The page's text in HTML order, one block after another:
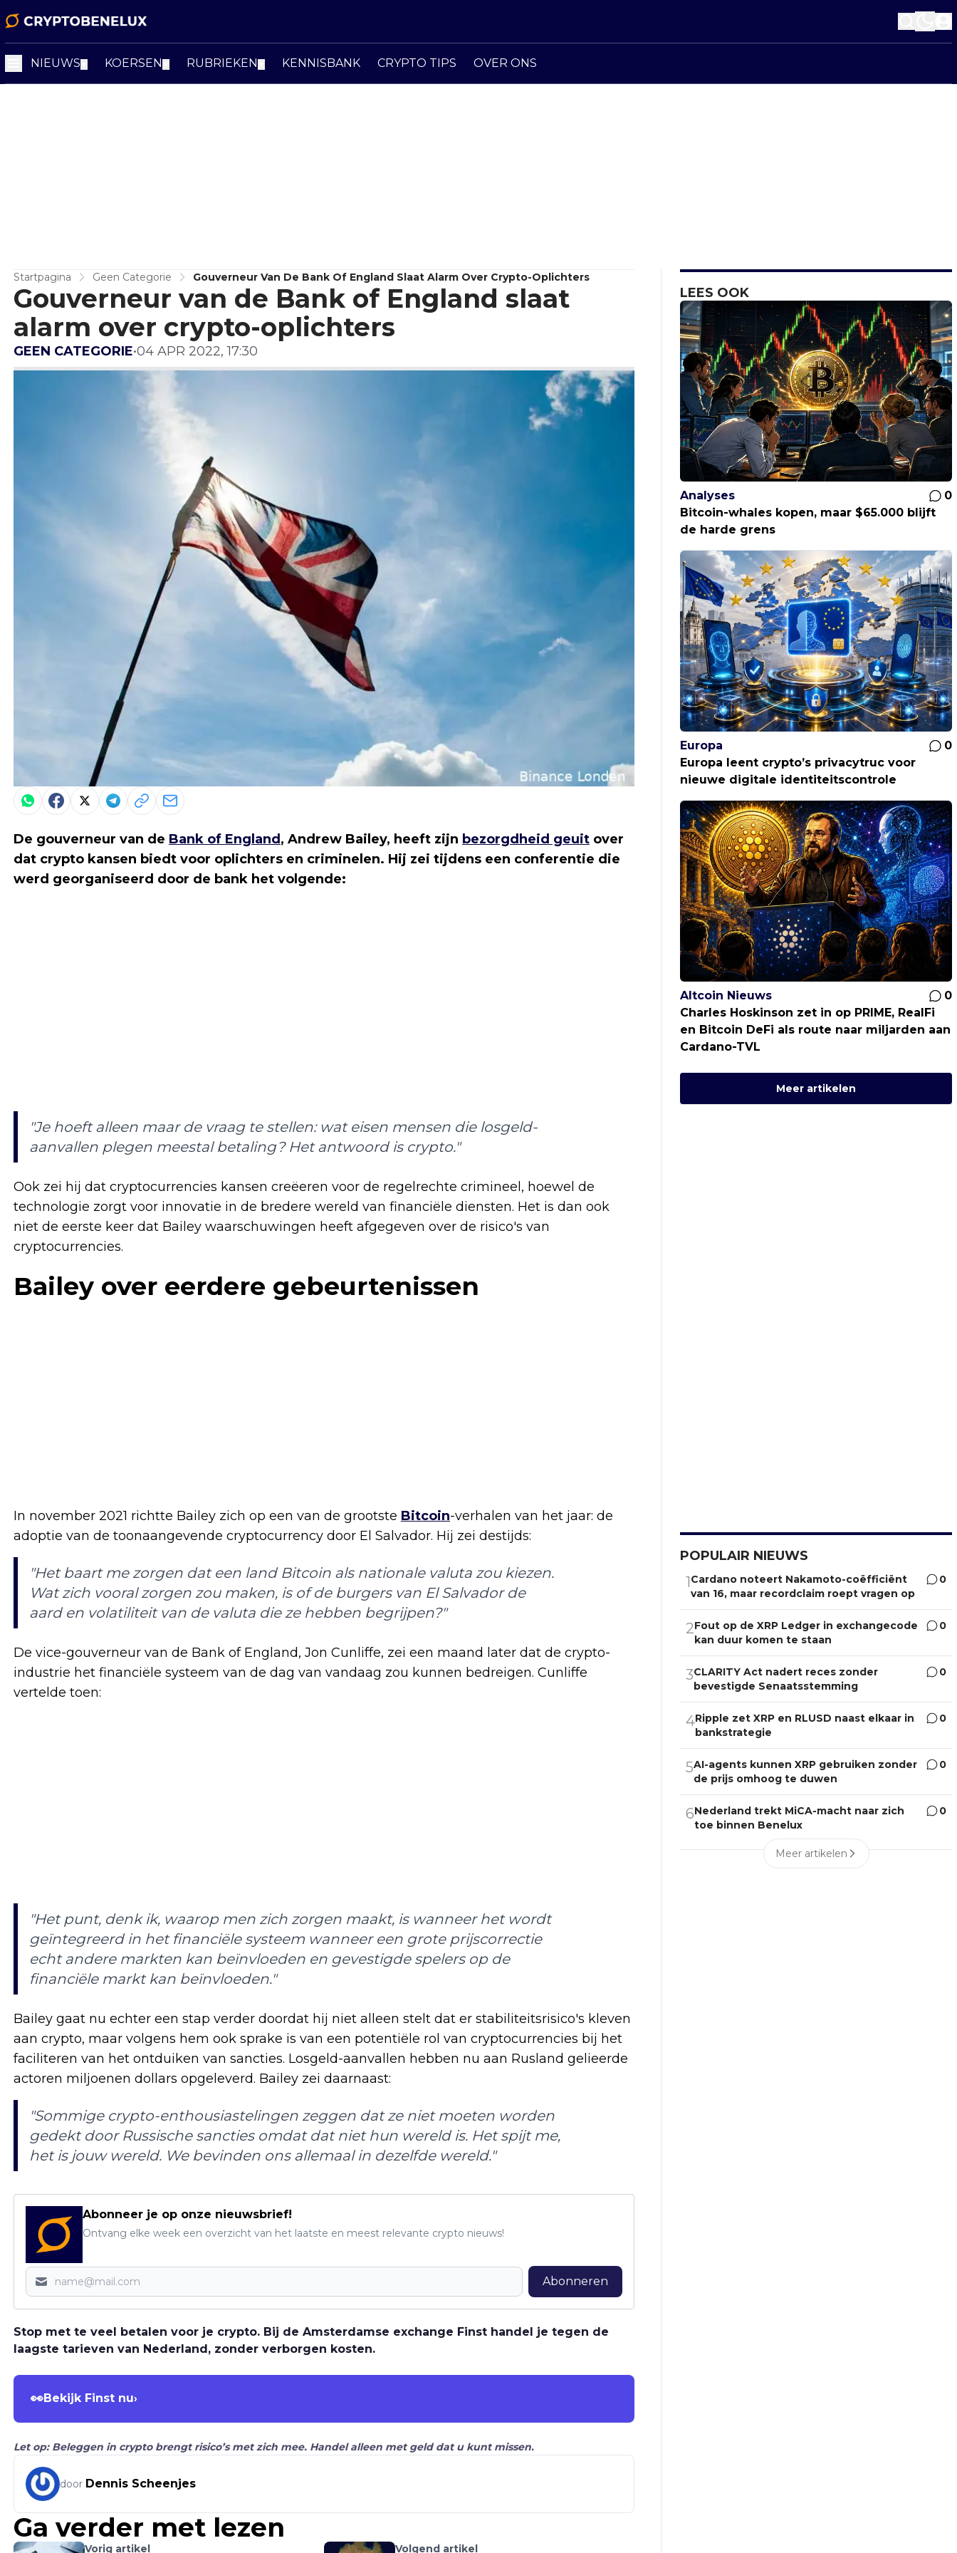
NIEUWS KOERSEN RUBRIEKEN KENNISBANK CRYPTO TIPS OVER ONS
Startpagina Geen Categorie Gouverneur Van De Bank Of England Slaat Alarm Over Crypto-Oplichters
Gouverneur van de Bank of England slaat
alarm over crypto-oplichters
GEEN CATEGORIE•04 APR 2022, 17:30
De gouverneur van de Bank of England , Andrew Bailey, heeft zijn bezorgdheid geuit over
dat crypto kansen biedt voor oplichters en criminelen. Hij zei tijdens een conferentie die
werd georganiseerd door de bank het volgende:
"Je hoeft alleen maar de vraag te stellen: wat eisen mensen die losgeld-
aanvallen plegen meestal betaling? Het antwoord is crypto."
Ook zei hij dat cryptocurrencies kansen creëeren voor de regelrechte crimineel, hoewel de
technologie zorgt voor innovatie in de bredere wereld van financiële diensten. Het is dan ook
niet de eerste keer dat Bailey waarschuwingen heeft afgegeven over de risico's van
cryptocurrencies.
Bailey over eerdere gebeurtenissen
In november 2021 richtte Bailey zich op een van de grootste Bitcoin-verhalen van het jaar: de
adoptie van de toonaangevende cryptocurrency door El Salvador. Hij zei destijds:
"Het baart me zorgen dat een land Bitcoin als nationale valuta zou kiezen.
Wat zich vooral zorgen zou maken, is of de burgers van El Salvador de
aard en volatiliteit van de valuta die ze hebben begrijpen?"
De vice-gouverneur van de Bank of England, Jon Cunliffe, zei een maand later dat de crypto-
industrie het financiële systeem van de dag van vandaag zou kunnen bedreigen. Cunliffe
vertelde toen:
"Het punt, denk ik, waarop men zich zorgen maakt, is wanneer het wordt
geïntegreerd in het financiële systeem wanneer een grote prijscorrectie
echt andere markten kan beïnvloeden en gevestigde spelers op de
financiële markt kan beïnvloeden."
Bailey gaat nu echter een stap verder doordat hij niet alleen stelt dat er stabiliteitsrisico's kleven
aan crypto, maar volgens hem ook sprake is van een potentiële rol van cryptocurrencies bij het
faciliteren van het ontduiken van sancties. Losgeld-aanvallen hebben nu aan Rusland gelieerde
actoren miljoenen dollars opgeleverd. Bailey zei daarnaast:
"Sommige crypto-enthousiastelingen zeggen dat ze niet moeten worden
gedekt door Russische sancties omdat dat niet hun wereld is. Het spijt me,
het is jouw wereld. We bevinden ons allemaal in dezelfde wereld."
Abonneer je op onze nieuwsbrief!
Ontvang elke week een overzicht van het laatste en meest relevante crypto nieuws!
Abonneren
Stop met te veel betalen voor je crypto. Bij de Amsterdamse exchange Finst handel je tegen de
laagste tarieven van Nederland, zonder verborgen kosten.
👀Bekijk Finst nu›
Let op: Beleggen in crypto brengt risico’s met zich mee. Handel alleen met geld dat u kunt missen.
door Dennis Scheenjes
Ga verder met lezen
Vorig artikel Volgend artikel
LEES OOK
Analyses
0
Bitcoin-whales kopen, maar $65.000 blijft
de harde grens
Europa
0
Europa leent crypto’s privacytruc voor
nieuwe digitale identiteitscontrole
Altcoin Nieuws
0
Charles Hoskinson zet in op PRIME, RealFi
en Bitcoin DeFi als route naar miljarden aan
Cardano-TVL
Meer artikelen
POPULAIR NIEUWS
1Cardano noteert Nakamoto-coëfficiënt
van 16, maar recordclaim roept vragen op
0
2Fout op de XRP Ledger in exchangecode
kan duur komen te staan
0
3CLARITY Act nadert reces zonder
bevestigde Senaatsstemming
0
4Ripple zet XRP en RLUSD naast elkaar in
bankstrategie
0
5AI-agents kunnen XRP gebruiken zonder
de prijs omhoog te duwen
0
6Nederland trekt MiCA-macht naar zich
toe binnen Benelux
0
Meer artikelen